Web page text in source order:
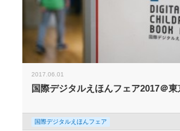
2017.06.01
国際デジタルえほんフェア2017＠東
国際デジタルえほんフェア